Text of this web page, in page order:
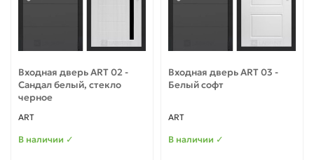
Входная дверь ART 02 -
Сандал белый, стекло
черное
ART
В наличии ✓
Входная дверь ART 03 -
Белый софт
ART
В наличии ✓